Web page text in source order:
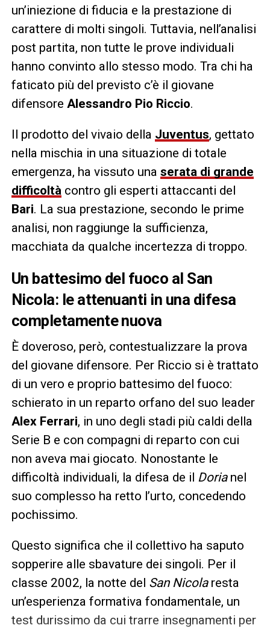
un’iniezione di fiducia e la prestazione di
carattere di molti singoli. Tuttavia, nell’analisi
post partita, non tutte le prove individuali
hanno convinto allo stesso modo. Tra chi ha
faticato più del previsto c’è il giovane
difensore Alessandro Pio Riccio.
Il prodotto del vivaio della Juventus, gettato
nella mischia in una situazione di totale
emergenza, ha vissuto una serata di grande
difficoltàcontro gli esperti attaccanti del
Bari. La sua prestazione, secondo le prime
analisi, non raggiunge la sufficienza,
macchiata da qualche incertezza di troppo.
Un battesimo del fuoco al San
Nicola: le attenuanti in una difesa
completamente nuova
È doveroso, però, contestualizzare la prova
del giovane difensore. Per Riccio si è trattato
di un vero e proprio battesimo del fuoco:
schierato in un reparto orfano del suo leader
Alex Ferrari, in uno degli stadi più caldi della
Serie B e con compagni di reparto con cui
non aveva mai giocato. Nonostante le
difficoltà individuali, la difesa de il Dorianel
suo complesso ha retto l’urto, concedendo
pochissimo.
Questo significa che il collettivo ha saputo
sopperire alle sbavature dei singoli. Per il
classe 2002, la notte del San Nicolaresta
un’esperienza formativa fondamentale, un
test durissimo da cui trarre insegnamenti per